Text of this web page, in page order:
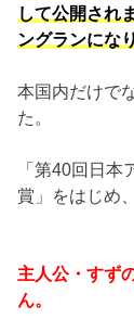
して公開され
ングランにな
本国内だけで
た。
「第40回日
賞」をはじめ
主人公・すず
ん。